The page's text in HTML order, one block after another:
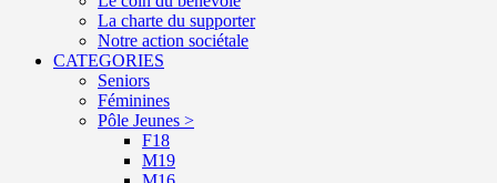
La charte du supporter
Notre action sociétale
CATEGORIES
Seniors
Féminines
Pôle Jeunes >
F18
M19